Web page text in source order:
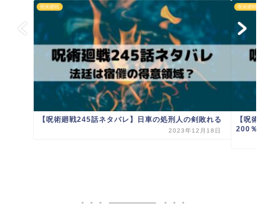
呪術廻戦
【呪術廻戦245話ネタバレ】日車の処刑人の剣敗れる
2023年12月18日
呪術廻戦
【呪術
200％